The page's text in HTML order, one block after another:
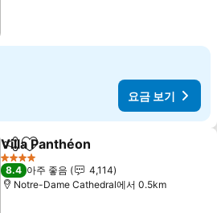
요금 보기
공유 즐겨찾기에 추가
Villa Panthéon
4 성급
8.4 아주 좋음
4,114
Notre-Dame Cathedral에서 0.5km